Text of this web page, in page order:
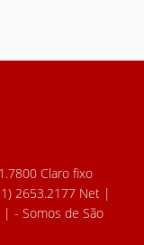
Claro fixo
2653.2177 Net |
- Somos de São